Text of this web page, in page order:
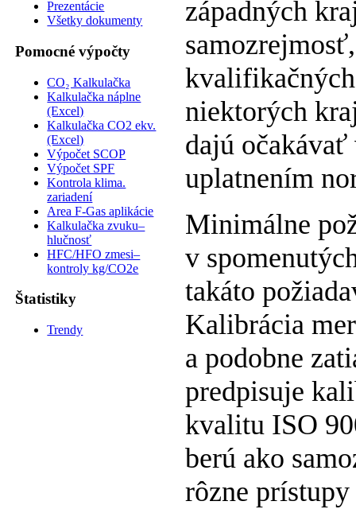
Prezentácie
Všetky dokumenty
Pomocné výpočty
CO₂ Kalkulačka
Kalkulačka náplne
(Excel)
Kalkulačka CO2 ekv.
(Excel)
Výpočet SCOP
Výpočet SPF
Kontrola klima.
zariadení
Area F-Gas aplikácie
Kalkulačka zvuku–
hlučnosť
HFC/HFO zmesi–
kontroly kg/CO2e
Štatistiky
Trendy
západných
kvalifikačných
niektorých
dajú
uplatnením
Minimálne
v
takáto
Kalibrácia
a podobne
predpisuje
kvalitu ISO
berú ako
rôzne